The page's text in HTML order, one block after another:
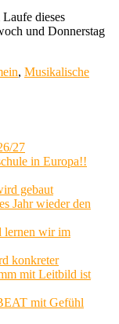
dieses
und Donnerstag
, Musikalische
27
in Europa!!
gebaut
Jahr wieder den
lernen wir im
konkreter
mit Leitbild ist
mit Gefühl